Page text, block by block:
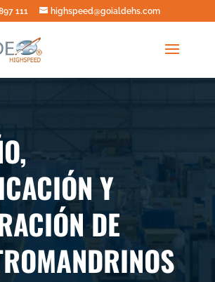
111 highspeed@goialdehs.com
Y
DE